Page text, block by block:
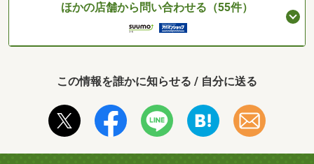
ほかの店舗から問い合わせる（55件）
この情報を誰かに知らせる / 自分に送る